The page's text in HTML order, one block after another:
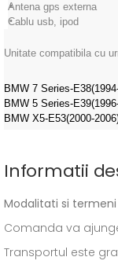
Antena gps externa
Cablu usb, ipod
Unitate compatibila cu
BMW 7 Series-
BMW 5 Series-
BMW X5-E53(2000-
Informatii
Modalitati si
Comanda va
Transportul este